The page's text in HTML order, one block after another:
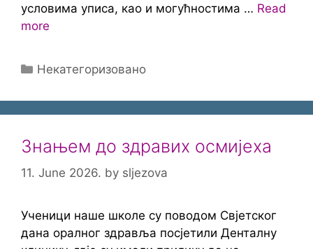
условима уписа, као и могућностима … Read
more
Categories
Некатегоризовано
Знањем до здравих осмијеха
11. June 2026. by sljezova
Ученици наше школе су поводом Свјетског
дана оралног здравља посјетили Денталну